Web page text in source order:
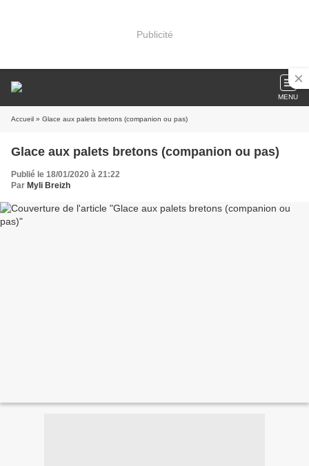
Publicité
MENU
Accueil » Glace aux palets bretons (companion ou pas)
Glace aux palets bretons (companion ou pas)
Publié le 18/01/2020 à 21:22
Par Myli Breizh